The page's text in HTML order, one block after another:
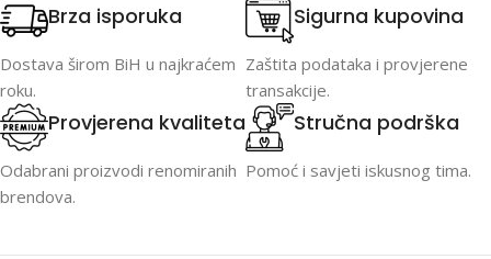
Brza isporuka
Dostava širom BiH u najkraćem
roku.
Sigurna kupovina
Zaštita podataka i provjerene
transakcije.
Provjerena kvaliteta
Odabrani proizvodi renomiranih
brendova.
Stručna podrška
Pomoć i savjeti iskusnog tima.